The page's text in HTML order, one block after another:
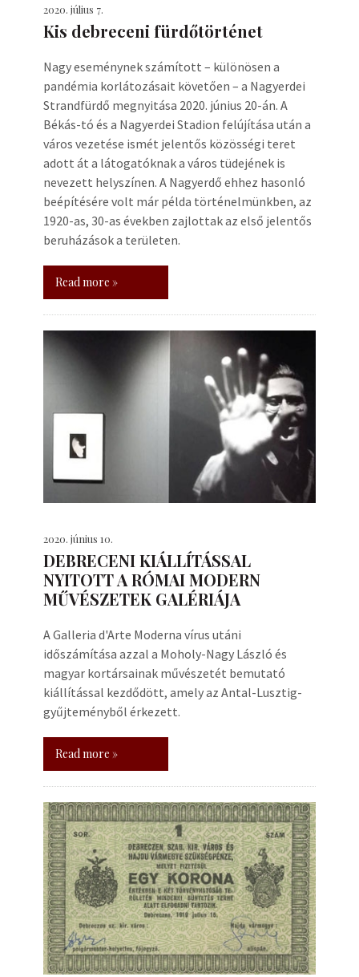
2020. július 7.
Kis debreceni fürdőtörténet
Nagy eseménynek számított – különösen a
pandémia korlátozásait követően – a Nagyerdei
Strandfürdő megnyitása 2020. június 20-án. A
Békás-tó és a Nagyerdei Stadion felújítása után a
város vezetése ismét jelentős közösségi teret
adott át a látogatóknak a város tüdejének is
nevezett helyszínen. A Nagyerdő ehhez hasonló
beépítésére volt már példa történelmünkben, az
1920-as, 30-as években zajlottak az első jelentős
beruházások a területen.
Read more »
2020. június 10.
DEBRECENI KIÁLLÍTÁSSAL
NYITOTT A RÓMAI MODERN
MŰVÉSZETEK GALÉRIÁJA
A Galleria d'Arte Moderna vírus utáni
időszámítása azzal a Moholy-Nagy László és
magyar kortársainak művészetét bemutató
kiállítással kezdődött, amely az Antal-Lusztig-
gyűjteményből érkezett.
Read more »